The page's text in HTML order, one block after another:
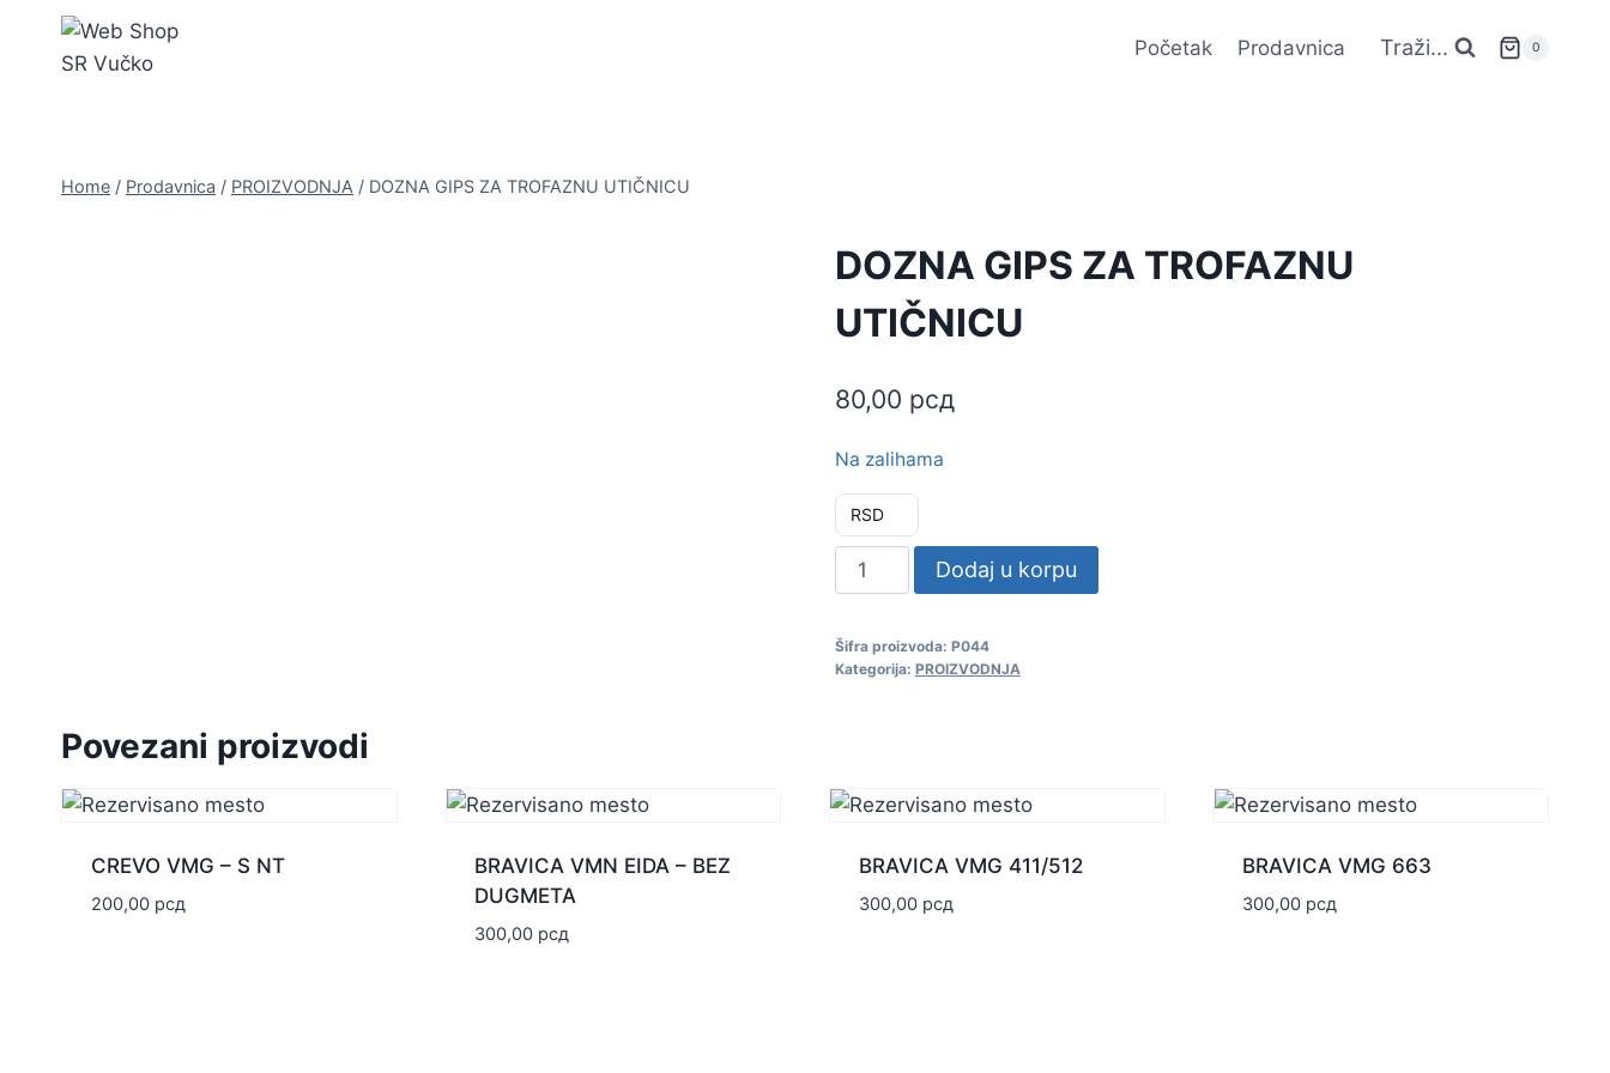
content
Početak Prodavnica Traži... 0
Home / Prodavnica / PROIZVODNJA / DOZNA GIPS ZA TROFAZNU UTIČNICU
DOZNA GIPS ZA TROFAZNU
UTIČNICU
80,00 рсд
Na zalihama
RSD
DOZNA
GIPS
TROFAZNU
Dodaj u korpu
Šifra proizvoda: P044
Kategorija: PROIZVODNJA
Povezani proizvodi
CREVO VMG – S NT
200,00 рсд
BRAVICA VMN EIDA – BEZ
DUGMETA
300,00 рсд
BRAVICA VMG 411/512
300,00 рсд
BRAVICA VMG 663
300,00 рсд